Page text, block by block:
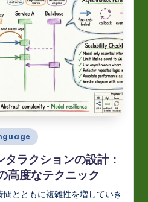
ラクションの設計：
高度なテクニック
とともに複雑性を増していき